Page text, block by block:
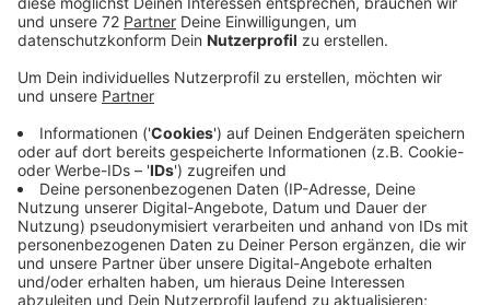
Anzeige
Zwei vermummte Menschen fielen auf, wie sie Am
Friedhof durch eine Hecke in einen Garten gingen und
kurz darauf verschwanden. Im Bereich Kornkamp,
Bauerschaft, Am Mühlenbach fielen vier sportlich
gekleidete Menschen in Gärten auf. Sie liefen weg und
stiegen in ein weiß, grau oder silbernes Auto, welches
an der Ecke Kornkamp, Lavesumer Straße stand. Das
Auto soll sehr laut und schnell davongebraust sein.